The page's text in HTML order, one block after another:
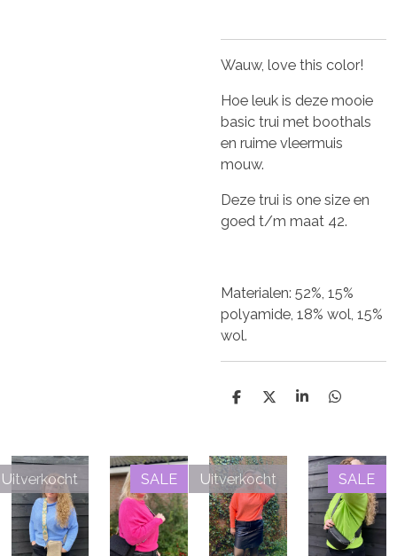
Wauw, love this color!
Hoe leuk is deze mooie
basic trui met boothals
en ruime vleermuis
mouw.
Deze trui is one size en
goed t/m maat 42.
Materialen: 52%, 15%
polyamide, 18% wol, 15%
wol.
D
n
D
S
e
D
n
Uitverkocht SALE Uitverkocht SALE